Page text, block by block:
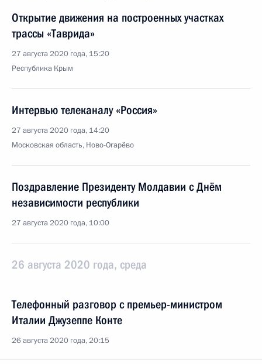
Открытие движения на построенных участках
трассы «Таврида»
27 августа 2020 года, 15:20
Республика Крым
Интервью телеканалу «Россия»
27 августа 2020 года, 14:20
Московская область, Ново-Огарёво
Поздравление Президенту Молдавии с Днём
независимости республики
27 августа 2020 года, 10:00
26 августа 2020 года, среда
Телефонный разговор с премьер-министром
Италии Джузеппе Конте
26 августа 2020 года, 20:15